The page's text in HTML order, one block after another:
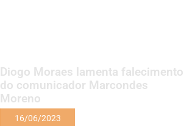
Diogo Moraes lamenta falecimento
do comunicador Marcondes
Moreno
16/06/2023